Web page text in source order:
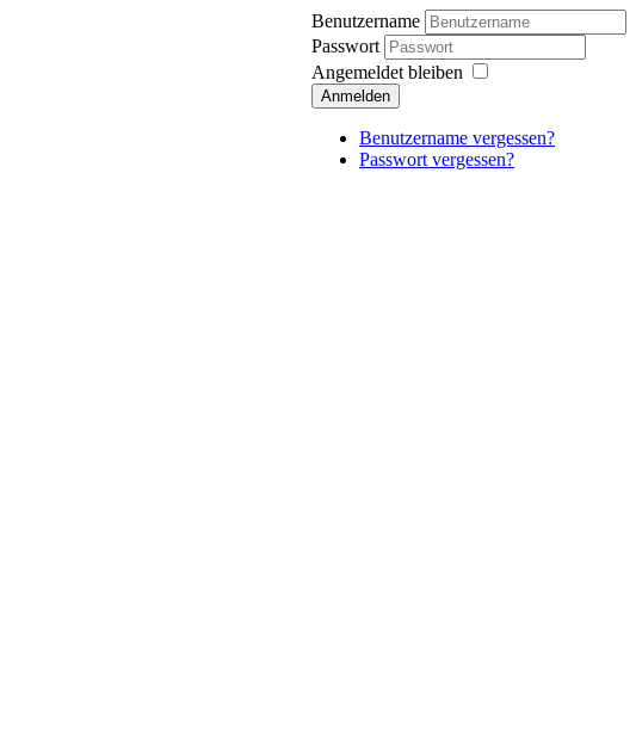
Benutzername
Passwort
Angemeldet bleiben
Anmelden
Benutzername vergessen?
Passwort vergessen?